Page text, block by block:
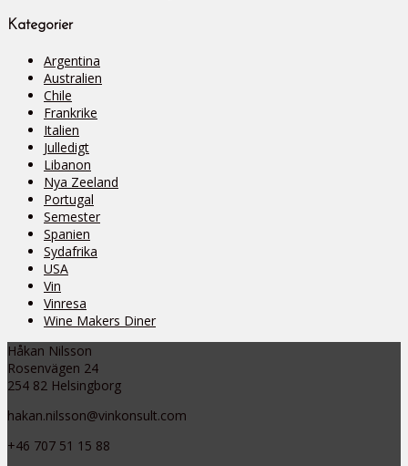
Kategorier
Argentina
Australien
Chile
Frankrike
Italien
Julledigt
Libanon
Nya Zeeland
Portugal
Semester
Spanien
Sydafrika
USA
Vin
Vinresa
Wine Makers Diner
Håkan Nilsson
Rosenvägen 24
254 82 Helsingborg
hakan.nilsson@vinkonsult.com
+46 707 51 15 88